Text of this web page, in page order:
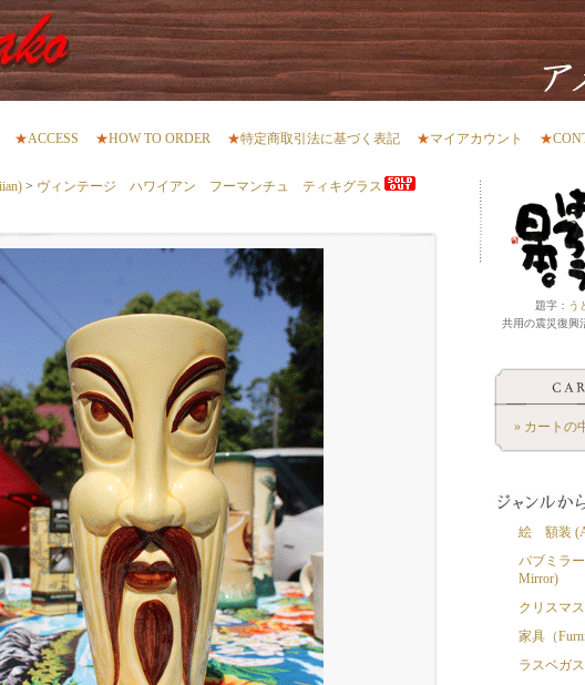
★ACCESS ★HOW TO ORDER ★特定商取引法に基づく表記 ★マイアカウント ★
> ヴィンテージ ハワイアン フーマンチュ ティキグラス
題字： う
共用の震災復興
» カートの
絵 額装
パブミラ
Mirror)
クリスマ
家具（
ラスベガ